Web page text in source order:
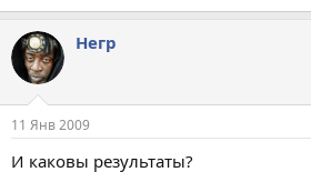
Негр
11 Янв 2009
И каковы результаты?